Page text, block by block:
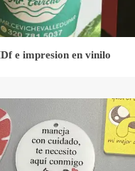
e impresion en vinilo